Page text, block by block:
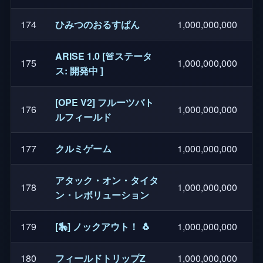
174 ひみつのおるすばん 1,000,000,000
175
ARISE 1.0 [🚨ステータ
ス: 開発中 ]
1,000,000,000
176
[OPE V2] フルーツバト
ルフィールド
1,000,000,000
177 クルミゲーム 1,000,000,000
178
アタック・オン・タイタ
ン・レボリューション
1,000,000,000
179 [🎠] ノックアウト！ 🐧 1,000,000,000
180 フィールドトリップZ 1,000,000,000